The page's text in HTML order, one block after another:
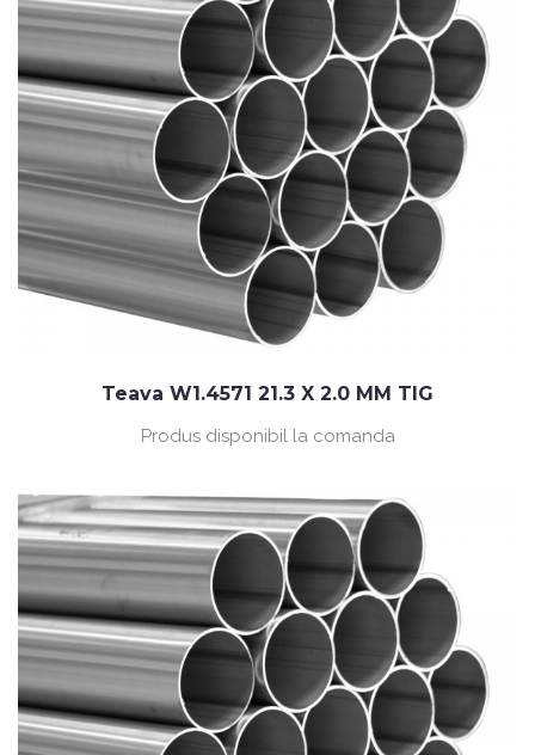
Teava W1.4571 21.3 X 2.0 MM TIG
Produs disponibil la comanda